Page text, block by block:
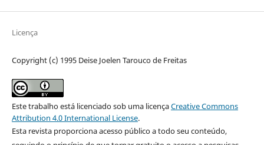
Licença
Copyright (c) 1995 Deise Joelen Tarouco de Freitas
Este trabalho está licenciado sob uma licençaCreative Commons
Attribution 4.0 International License.
Esta revista proporciona acesso público a todo seu conteúdo,